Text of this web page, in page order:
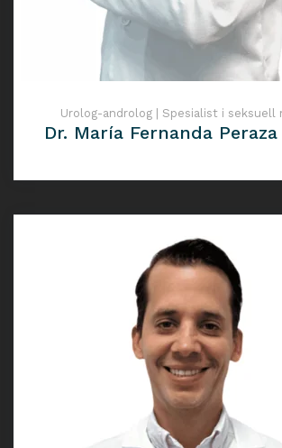
Urolog-androlog | Spesialist i seksuell
Dr. María Fernanda